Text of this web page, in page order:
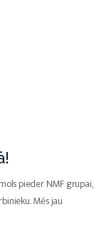
pieder NMF grupai,
Mēs jau